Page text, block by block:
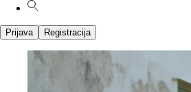
Prijava Registracija